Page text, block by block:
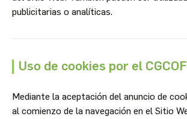
publicitarias o analíticas.
Uso de cookies por el CGCOF
Mediante la aceptación del anuncio de
al comienzo de la navegación en el Sitio